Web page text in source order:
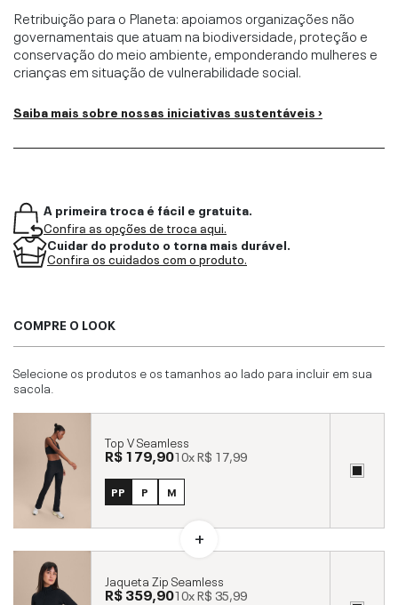
Retribuição para o Planeta: apoiamos organizações não
governamentais que atuam na biodiversidade, proteção e
conservação do meio ambiente, emponderando mulheres e
crianças em situação de vulnerabilidade social.
Saiba mais sobre nossas iniciativas sustentáveis ›
A primeira troca é fácil e gratuita.
Confira as opções de troca aqui.
Cuidar do produto o torna mais durável.
Confira os cuidados com o produto.
COMPRE O LOOK
Selecione os produtos e os tamanhos ao lado para incluir em sua
sacola.
Top V Seamless
R$ 179,9010xR$ 17,99
PP P M
Jaqueta Zip Seamless
R$ 359,9010xR$ 35,99